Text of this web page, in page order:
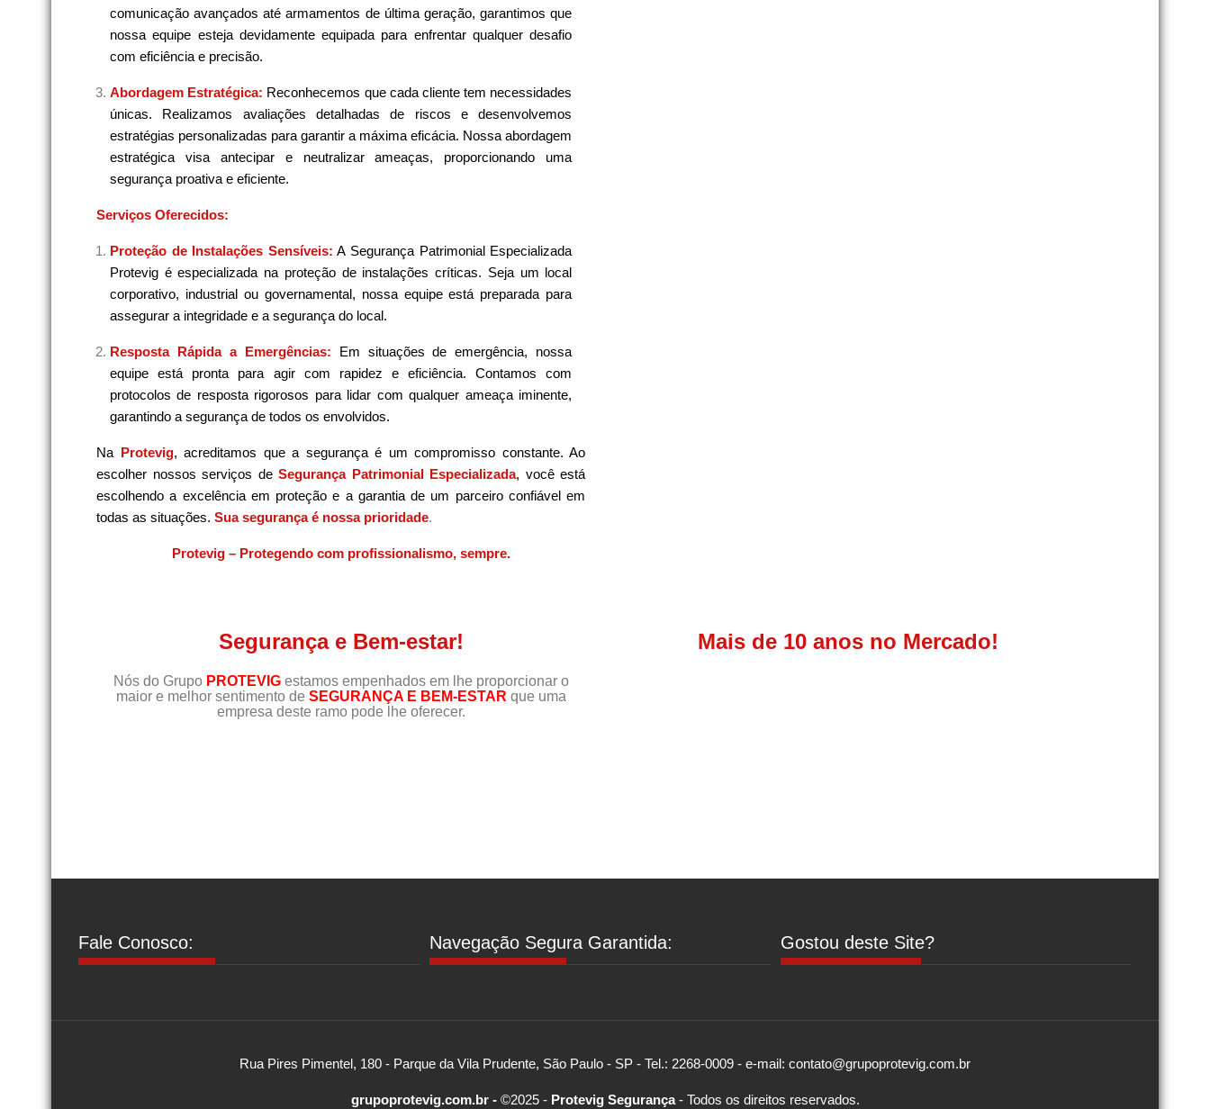
comunicação avançados até armamentos de última geração, garantimos que
nossa equipe esteja devidamente equipada para enfrentar qualquer desafio
com eficiência e precisão.
Abordagem Estratégica: Reconhecemos que cada cliente tem necessidades
únicas. Realizamos avaliações detalhadas de riscos e desenvolvemos
estratégias personalizadas para garantir a máxima eficácia. Nossa abordagem
estratégica visa antecipar e neutralizar ameaças, proporcionando uma
segurança proativa e eficiente.
Serviços Oferecidos:
Proteção de Instalações Sensíveis: A Segurança Patrimonial Especializada
Protevig é especializada na proteção de instalações críticas. Seja um local
corporativo, industrial ou governamental, nossa equipe está preparada para
assegurar a integridade e a segurança do local.
Resposta Rápida a Emergências:
Em situações de emergência, nossa
equipe está pronta para agir com rapidez e eficiência. Contamos com
protocolos de resposta rigorosos para lidar com qualquer ameaça iminente,
garantindo a segurança de todos os envolvidos.
Na Protevig, acreditamos que a segurança é um compromisso constante. Ao
escolher nossos serviços de Segurança Patrimonial Especializada, você está
escolhendo a excelência em proteção e a garantia de um parceiro confiável em
todas as situações. Sua segurança é nossa prioridade.
Protevig – Protegendo com profissionalismo, sempre.
Segurança e Bem-estar!
Nós do Grupo PROTEVIGestamos empenhados em lhe proporcionar o
maior e melhor sentimento de SEGURANÇA E BEM-ESTAR que uma
empresa deste ramo pode lhe oferecer.
Mais de 10 anos no Mercado!
Fale Conosco: Navegação Segura Garantida: Gostou deste Site?
Rua Pires Pimentel, 180 - Parque da Vila Prudente, São Paulo - SP - Tel.: 2268-0009 - e-mail: contato@grupoprotevig.com.br
grupoprotevig.com.br - ©2025 - Protevig Segurança- Todos os direitos reservados.